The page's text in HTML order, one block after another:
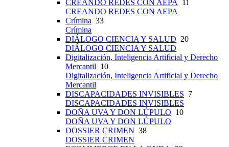
CREANDO REDES CON AEPA 11
CREANDO REDES CON AEPA
Crímina 33
Crímina
DIÁLOGO CIENCIA Y SALUD 20
DIÁLOGO CIENCIA Y SALUD
Digitalización, Inteligencia Artificial y Derecho
Mercantil 10
Digitalización, Inteligencia Artificial y Derecho
Mercantil
DISCAPACIDADES INVISIBLES 7
DISCAPACIDADES INVISIBLES
DOÑA UVA Y DON LÚPULO 10
DOÑA UVA Y DON LÚPULO
DOSSIER CRIMEN 38
DOSSIER CRIMEN